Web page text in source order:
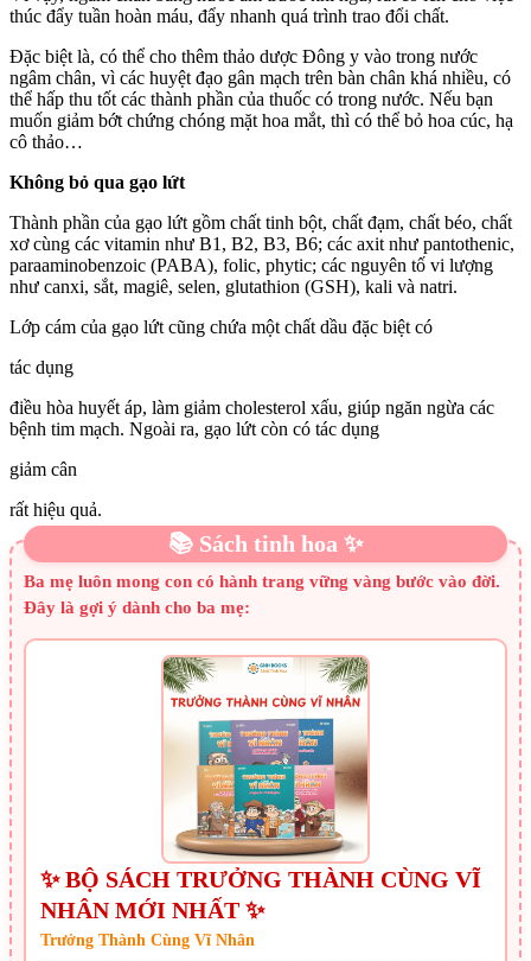
thúc đẩy tuần hoàn máu, đẩy nhanh quá trình trao đổi chất.
Đặc biệt là, có thể cho thêm thảo dược Đông y vào trong nước
ngâm chân, vì các huyệt đạo gân mạch trên bàn chân khá nhiều, có
thể hấp thu tốt các thành phần của thuốc có trong nước. Nếu bạn
muốn giảm bớt chứng chóng mặt hoa mắt, thì có thể bỏ hoa cúc, hạ
cô thảo…
Không bỏ qua gạo lứt
Thành phần của gạo lứt gồm chất tinh bột, chất đạm, chất béo, chất
xơ cùng các vitamin như B1, B2, B3, B6; các axit như pantothenic,
paraaminobenzoic (PABA), folic, phytic; các nguyên tố vi lượng
như canxi, sắt, magiê, selen, glutathion (GSH), kali và natri.
Lớp cám của gạo lứt cũng chứa một chất dầu đặc biệt có
tác dụng
điều hòa huyết áp, làm giảm cholesterol xấu, giúp ngăn ngừa các
bệnh tim mạch. Ngoài ra, gạo lứt còn có tác dụng
giảm cân
rất hiệu quả.
📚 Sách tinh hoa ✨
Ba mẹ luôn mong con có hành trang vững vàng bước vào đời.
Đây là gợi ý dành cho ba mẹ:
✨ BỘ SÁCH TRƯỞNG THÀNH CÙNG VĨ
NHÂN MỚI NHẤT ✨
Trưởng Thành Cùng Vĩ Nhân